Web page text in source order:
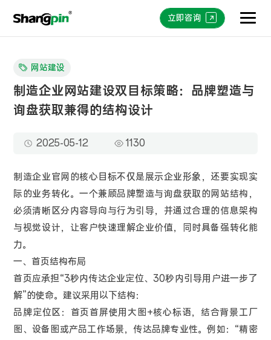
立即咨询
网站建设
制造企业网站建设双目标策略：品牌塑造与
询盘获取兼得的结构设计
2025-05-12 1130
制造企业官网的核心目标不仅是展示企业形象，还要实现实
际的业务转化。一个兼顾品牌塑造与询盘获取的网站结构，
必须清晰区分内容导向与行为引导，并通过合理的信息架构
与视觉设计，让客户快速理解企业价值，同时具备强转化能
力。
一、首页结构布局
首页应承担“3秒内传达企业定位、30秒内引导用户进一步了
解”的使命。建议采用以下结构：
品牌定位区：首页首屏使用大图+核心标语，结合背景工厂
图、设备图或产品工作场景，传达品牌专业性。例如：“精密